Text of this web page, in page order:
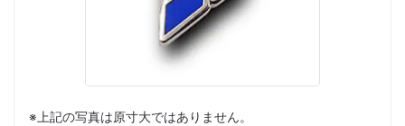
※上記の写真は原寸大ではありません。